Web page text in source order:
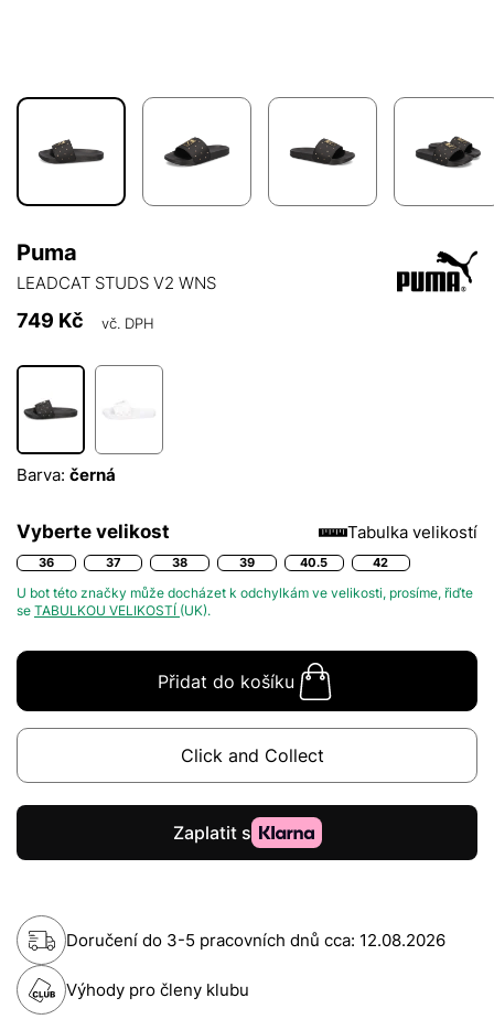
Puma
LEADCAT STUDS V2 WNS
749 Kč vč. DPH
Barva: černá
Vyberte velikost Tabulka velikostí
36 37 38 39 40.5 42
U bot této značky může docházet k odchylkám ve velikosti, prosíme, řiďte
se TABULKOU VELIKOSTÍ (UK).
Přidat do košíku
Click and Collect
Doručení do 3-5 pracovních dnů cca: 12.08.2026
Výhody pro členy klubu